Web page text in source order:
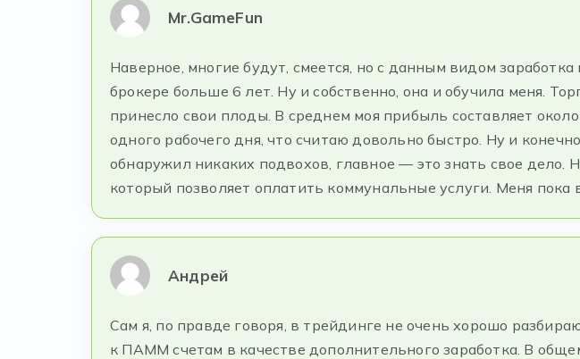
Mr.GameFun
Наверное, многие будут, смеется, но с данным видом
брокере больше 6 лет. Ну и собственно, она и обучила меня.
принесло свои плоды. В среднем моя прибыль составляет
одного рабочего дня, что считаю довольно быстро. Ну и
обнаружил никаких подвохов, главное — это знать свое дело.
который позволяет оплатить коммунальные услуги. Меня пока
Андрей
Сам я, по правде говоря, в трейдинге не очень хорошо
к ПАММ счетам в качестве дополнительного заработка. В